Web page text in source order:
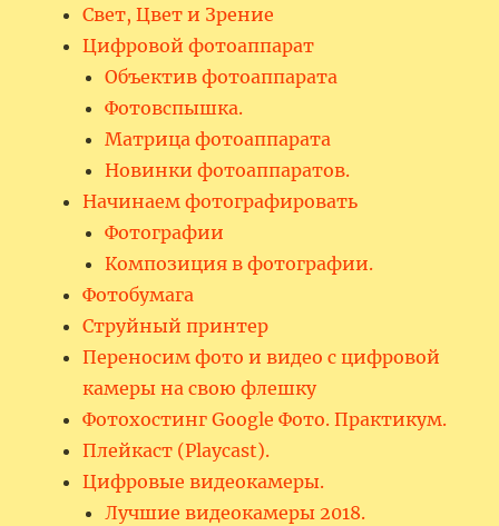
Свет, Цвет и Зрение
Цифровой фотоаппарат
Объектив фотоаппарата
Фотовспышка.
Матрица фотоаппарата
Новинки фотоаппаратов.
Начинаем фотографировать
Фотографии
Композиция в фотографии.
Фотобумага
Струйный принтер
Переносим фото и видео с цифровой
камеры на свою флешку
Фотохостинг Google Фото. Практикум.
Плейкаст (Playcast).
Цифровые видеокамеры.
Лучшие видеокамеры 2018.